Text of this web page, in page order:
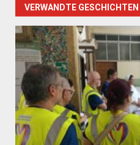
VERWANDTE GESCHICHTEN